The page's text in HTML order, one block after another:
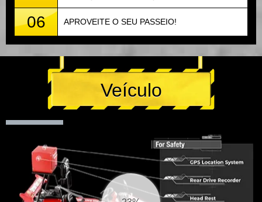
06 APROVEITE O SEU PASSEIO!
Veículo